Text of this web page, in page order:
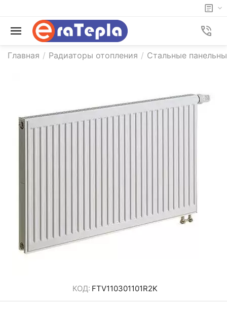
Главная / Радиаторы отопления / Стальные
КОД: FTV110301101R2K